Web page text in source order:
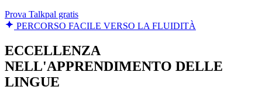
Prova Talkpal gratis
PERCORSO FACILE VERSO LA FLUIDITÀ
ECCELLENZA
NELL'APPRENDIMENTO DELLE
LINGUE